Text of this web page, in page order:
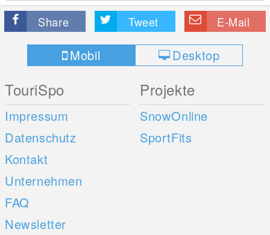
Share Tweet E-Mail
Mobil Desktop
TouriSpo
Impressum
Datenschutz
Kontakt
Unternehmen
FAQ
Newsletter
Projekte
SnowOnline
SportFits